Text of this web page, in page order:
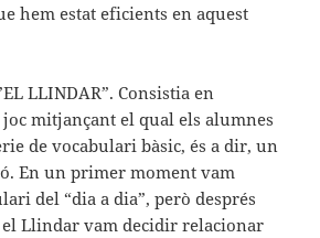
hem estat eficients en aquest
LLINDAR”. Consistia en
mitjançant el qual els alumnes
de vocabulari bàsic, és a dir, un
En un primer moment vam
del “dia a dia”, però després
el Llindar vam decidir relacionar